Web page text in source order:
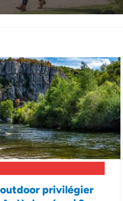
privilégier